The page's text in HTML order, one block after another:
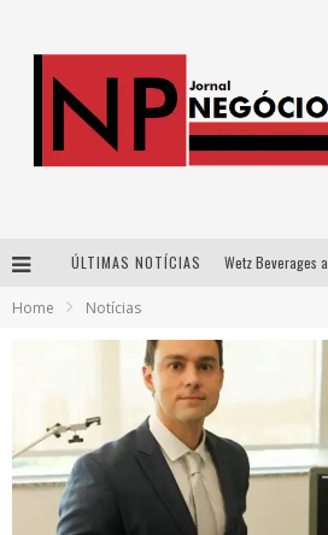
ÚLTIMAS NOTÍCIAS
Home Notícias